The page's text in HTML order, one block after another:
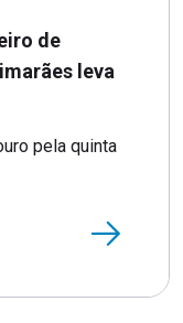
de
leva
pela quinta